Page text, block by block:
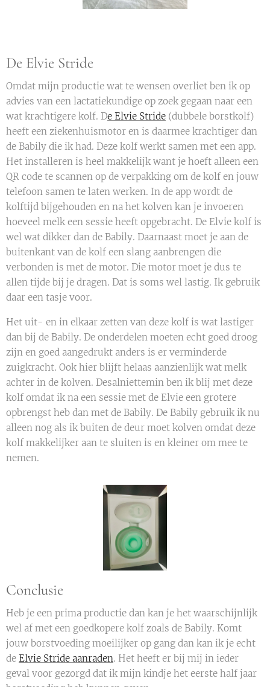
De Elvie Stride
Omdat mijn productie wat te wensen overliet ben ik op
advies van een lactatiekundige op zoek gegaan naar een
wat krachtigere kolf. De Elvie Stride (dubbele borstkolf)
heeft een ziekenhuismotor en is daarmee krachtiger dan
de Babily die ik had. Deze kolf werkt samen met een app.
Het installeren is heel makkelijk want je hoeft alleen een
QR code te scannen op de verpakking om de kolf en jouw
telefoon samen te laten werken. In de app wordt de
kolftijd bijgehouden en na het kolven kan je invoeren
hoeveel melk een sessie heeft opgebracht. De Elvie kolf is
wel wat dikker dan de Babily. Daarnaast moet je aan de
buitenkant van de kolf een slang aanbrengen die
verbonden is met de motor. Die motor moet je dus te
allen tijde bij je dragen. Dat is soms wel lastig. Ik gebruik
daar een tasje voor.
Het uit- en in elkaar zetten van deze kolf is wat lastiger
dan bij de Babily. De onderdelen moeten echt goed droog
zijn en goed aangedrukt anders is er verminderde
zuigkracht. Ook hier blijft helaas aanzienlijk wat melk
achter in de kolven. Desalniettemin ben ik blij met deze
kolf omdat ik na een sessie met de Elvie een grotere
opbrengst heb dan met de Babily. De Babily gebruik ik nu
alleen nog als ik buiten de deur moet kolven omdat deze
kolf makkelijker aan te sluiten is en kleiner om mee te
nemen.
Conclusie
Heb je een prima productie dan kan je het waarschijnlijk
wel af met een goedkopere kolf zoals de Babily. Komt
jouw borstvoeding moeilijker op gang dan kan ik je echt
de Elvie Stride aanraden. Het heeft er bij mij in ieder
geval voor gezorgd dat ik mijn kindje het eerste half jaar